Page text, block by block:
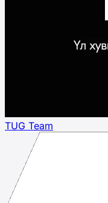
TUG Team